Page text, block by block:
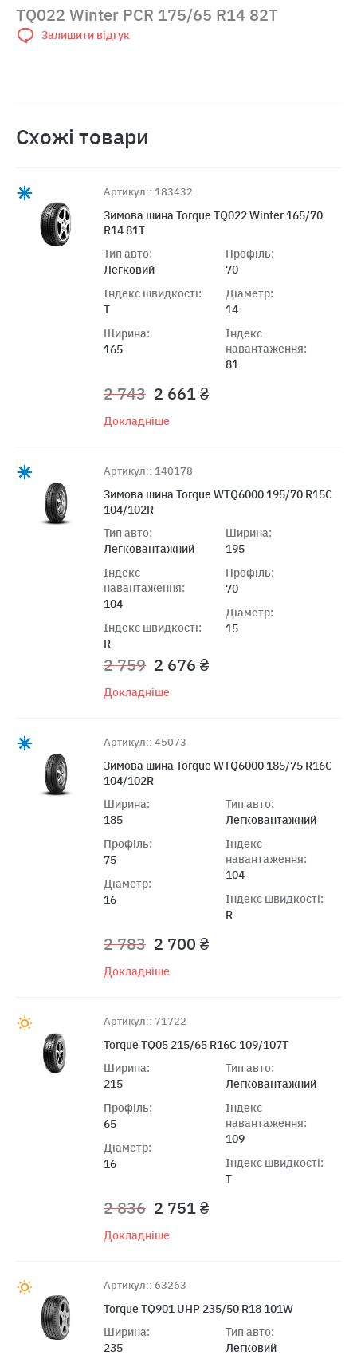
TQ022 Winter PCR 175/65 R14 82T
Залишити відгук
Схожі товари
Артикул:: 183432
Зимова шина Torque TQ022 Winter 165/70
R14 81T
Тип авто:
Легковий
Індекс швидкості:
T
Ширина:
165
Профіль:
70
Діаметр:
14
Індекс
навантаження:
81
2 743 2 661 ₴
Докладніше
Артикул:: 140178
Зимова шина Torque WTQ6000 195/70 R15C
104/102R
Тип авто:
Легковантажний
Індекс
навантаження:
104
Індекс швидкості:
R
Ширина:
195
Профіль:
70
Діаметр:
15
2 759 2 676 ₴
Докладніше
Артикул:: 45073
Зимова шина Torque WTQ6000 185/75 R16C
104/102R
Ширина:
185
Профіль:
75
Діаметр:
16
Тип авто:
Легковантажний
Індекс
навантаження:
104
Індекс швидкості:
R
2 783 2 700 ₴
Докладніше
Артикул:: 71722
Torque TQ05 215/65 R16C 109/107T
Ширина:
215
Профіль:
65
Діаметр:
16
Тип авто:
Легковантажний
Індекс
навантаження:
109
Індекс швидкості:
T
2 836 2 751 ₴
Докладніше
Артикул:: 63263
Torque TQ901 UHP 235/50 R18 101W
Ширина:
235
Тип авто:
Легковий